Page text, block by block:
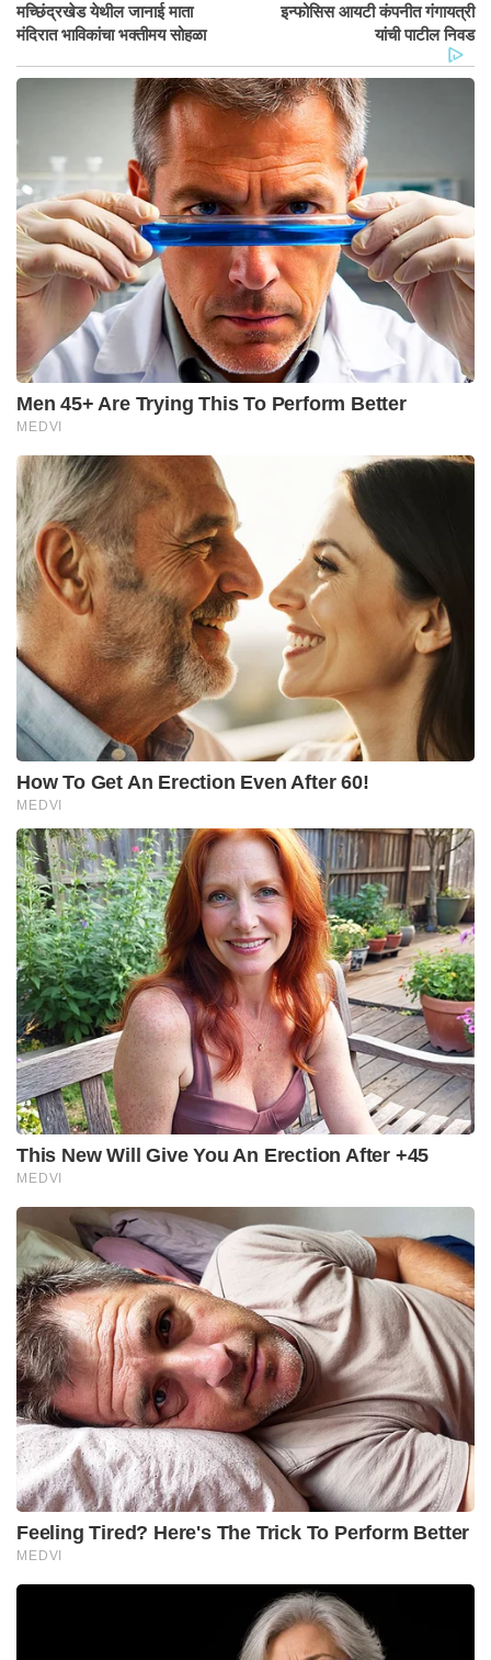
मच्छिंद्रखेड येथील जानाई माता
मंदिरात भाविकांचा भक्तीमय सोहळा
इन्फोसिस आयटी कंपनीत गंगायत्री
यांची पाटील निवड